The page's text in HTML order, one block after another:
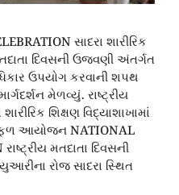
સાદરા શારીરિક
દિવસની ઉજવણી અંતર્ગત
ઉપયોગ કરવાની શપથ
મેળવ્યું. રાષ્ટ્રીય
શિક્ષણ વિદ્યાશાખામાં
આયોજન NATIONAL
મતદાતા દિવસની
રોજ સાદરા સ્થિત